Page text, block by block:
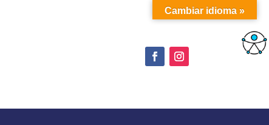
Cambiar idioma »